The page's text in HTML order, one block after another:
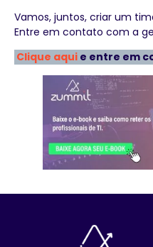
Vamos, juntos, criar um
Entre em contato com a
Clique aqui e entre em